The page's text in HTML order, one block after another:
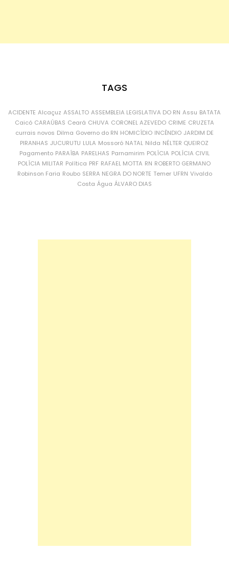
TAGS
ACIDENTE Alcaçuz ASSALTO ASSEMBLEIA LEGISLATIVA DO RN Assu BATATA
Caicó CARAÚBAS Ceará CHUVA CORONEL AZEVEDO CRIME CRUZETA
currais novos Dilma Governo do RN HOMICÍDIO INCÊNDIO JARDIM DE
PIRANHAS JUCURUTU LULA Mossoró NATAL Nilda NÉLTER QUEIROZ
Pagamento PARAÍBA PARELHAS Parnamirim POLÍCIA POLÍCIA CIVIL
POLÍCIA MILITAR Política PRF RAFAEL MOTTA RN ROBERTO GERMANO
Robinson Faria Roubo SERRA NEGRA DO NORTE Temer UFRN Vivaldo
Costa Água ÁLVARO DIAS